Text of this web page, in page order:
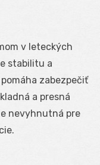
v leteckých
stabilitu a
zabezpečiť
a presná
nevyhnutná pre